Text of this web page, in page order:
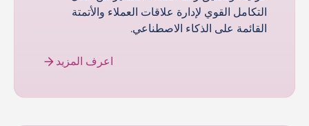
التكامل القوي لإدارة علاقات العملاء والأتمتة
القائمة على الذكاء الاصطناعي.
اعرف المزيد